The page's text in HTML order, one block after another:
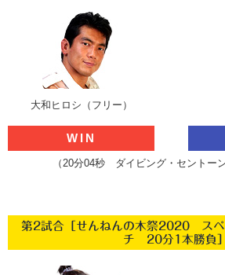
大和ヒロシ（フリー）
WIN
（20分04秒 ダイビング・セントー
第2試合［せんねんの木祭2020 スペ
チ 20分1本勝負］